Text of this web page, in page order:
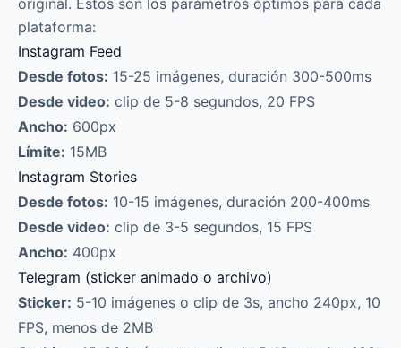
original. Estos son los parámetros óptimos para cada
plataforma:
Instagram Feed
Desde fotos: 15-25 imágenes, duración 300-500ms
Desde video: clip de 5-8 segundos, 20 FPS
Ancho: 600px
Límite: 15MB
Instagram Stories
Desde fotos: 10-15 imágenes, duración 200-400ms
Desde video: clip de 3-5 segundos, 15 FPS
Ancho: 400px
Telegram (sticker animado o archivo)
Sticker: 5-10 imágenes o clip de 3s, ancho 240px, 10
FPS, menos de 2MB